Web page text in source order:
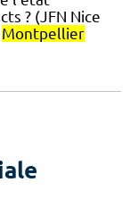
? (JFN Nice
Montpellier